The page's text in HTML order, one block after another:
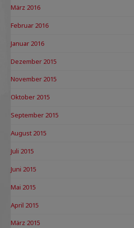
März 2016
Februar 2016
Januar 2016
Dezember 2015
November 2015
Oktober 2015
September 2015
August 2015
Juli 2015
Juni 2015
Mai 2015
April 2015
März 2015